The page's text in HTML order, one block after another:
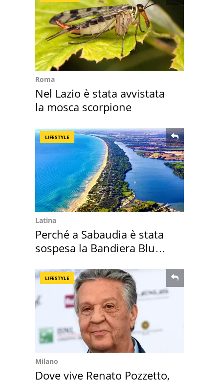
Roma
Nel Lazio è stata avvistata
la mosca scorpione
LIFESTYLE
Latina
Perché a Sabaudia è stata
sospesa la Bandiera Blu
LIFESTYLE
Milano
Dove vive Renato Pozzetto,